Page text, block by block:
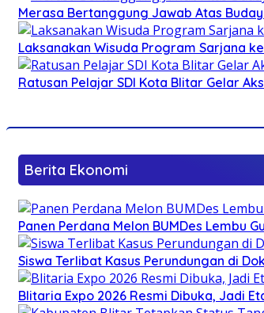
Merasa Bertanggung Jawab Atas
Laksanakan Wisuda Program Sarjana
Ratusan Pelajar SDI Kota Blitar Gelar
Berita Ekonomi
Panen Perdana Melon BUMDes Lembu
Siswa Terlibat Kasus Perundungan di
Blitaria Expo 2026 Resmi Dibuka, Jadi